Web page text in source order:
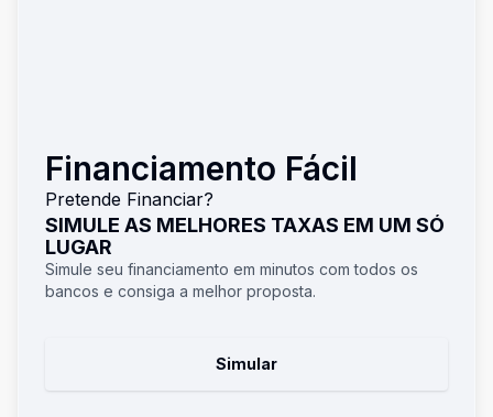
Financiamento Fácil
Pretende Financiar?
SIMULE AS MELHORES TAXAS EM UM SÓ
LUGAR
Simule seu financiamento em minutos com todos os
bancos e consiga a melhor proposta.
Simular